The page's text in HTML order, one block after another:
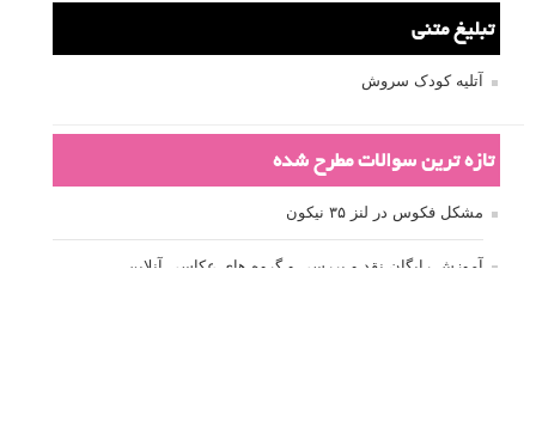
تبلیغ متنی
آتلیه کودک سروش
تازه ترین سوالات مطرح شده
مشکل فکوس در لنز ۳۵ نیکون
آموزش رایگان نقد و بررسی و گروه های عکاسی آنلاین